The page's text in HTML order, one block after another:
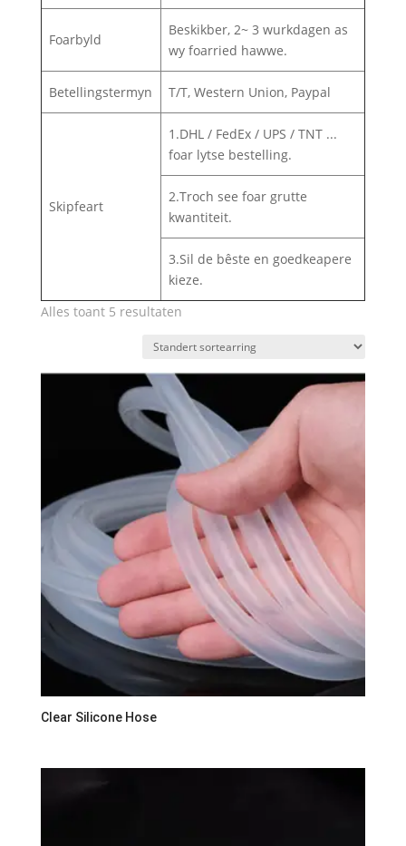
Foarbyld
Beskikber, 2~ 3 wurkdagen as
wy foarried hawwe.
Betellingstermyn T/T, Western Union, Paypal
Skipfeart
1.DHL / FedEx / UPS / TNT ...
foar lytse bestelling.
2.Troch see foar grutte
kwantiteit.
3.Sil de bêste en goedkeapere
kieze.
Alles toant 5 resultaten
Clear Silicone Hose